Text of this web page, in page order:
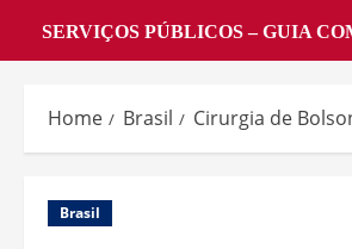
SERVIÇOS PÚBLICOS – GUIA
Home Brasil Cirurgia de
Brasil